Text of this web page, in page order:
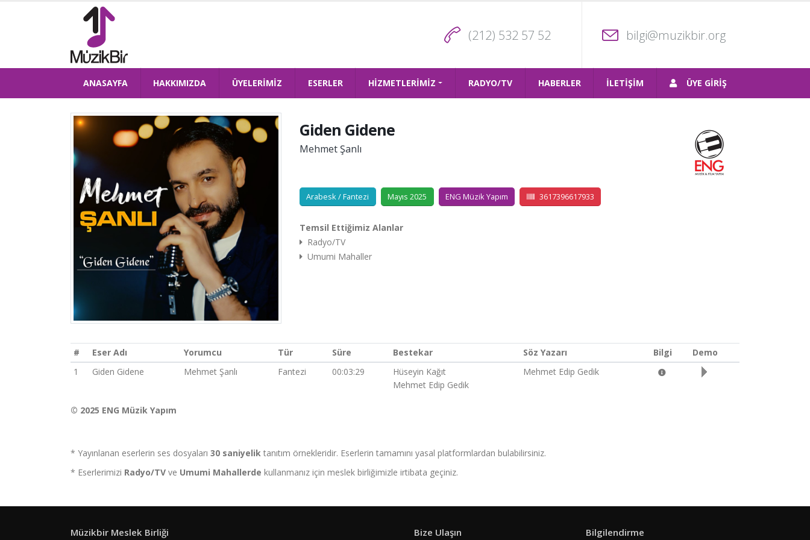
(212) 532 57 52 bilgi@muzikbir.org
ANASAYFA HAKKIMIZDA ÜYELERİMİZ ESERLER HİZMETLERİMİZ RADYO/TV HABERLER İLETİŞİM ÜYE GİRİŞ
Giden Gidene
Mehmet Şanlı
Arabesk / Fantezi Mayıs 2025 ENG Müzik Yapım 3617396617933
Temsil Ettiğimiz Alanlar
Radyo/TV
Umumi Mahaller
# Eser Adı Yorumcu Tür Süre Bestekar Söz Yazarı Bilgi
Demo
1
Giden Gidene Mehmet Şanlı Fantezi 00:03:29
Hüseyin Kağıt
Mehmet Edip Gedik
Mehmet Edip Gedik
© 2025 ENG Müzik Yapım
* Yayınlanan eserlerin ses dosyaları 30 saniyelik tanıtım örnekleridir. Eserlerin tamamını yasal platformlardan bulabilirsiniz.
* Eserlerimizi Radyo/TV ve Umumi Mahallerde kullanmanız için meslek birliğimizle irtibata geçiniz.
Müzikbir Meslek Birliği Bize Ulaşın Bilgilendirme